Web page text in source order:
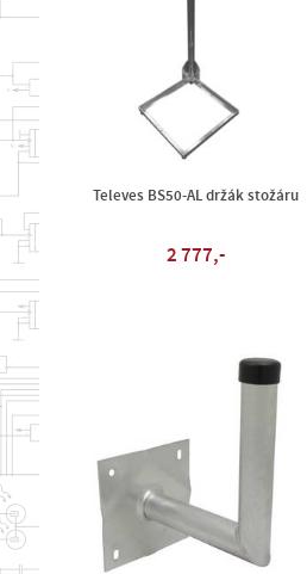
Televes BS50-AL držák stožáru
2 777,-